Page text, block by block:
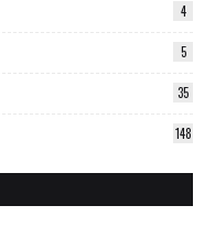
4
5
35
148